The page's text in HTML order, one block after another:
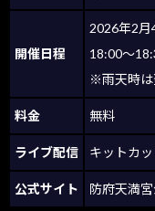
開催日程
2026年2月
18:00〜
※雨天時は
料金 無料
ライブ配信 キットカ
公式サイト 防府天満